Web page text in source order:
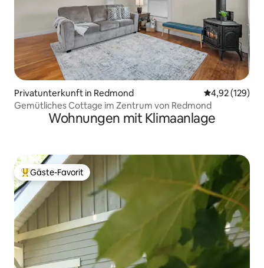
Privatunterkunft in Redmond
4,92 (129)
Gemütliches Cottage im Zentrum von Redmond
Wohnungen mit Klimaanlage
Beliebter Gäste-Favorit.
Gäste-Favorit